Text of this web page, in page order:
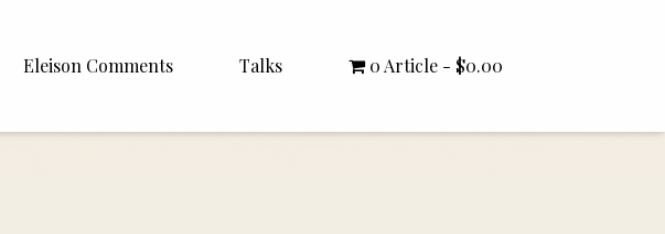
Eleison Comments Talks 0 Article $0.00